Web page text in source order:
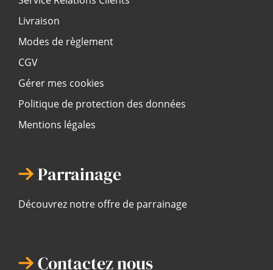
Livraison
Modes de règlement
CGV
Gérer mes cookies
Politique de protection des données
Mentions légales
Parrainage
Découvrez notre offre de parrainage
Contactez nous